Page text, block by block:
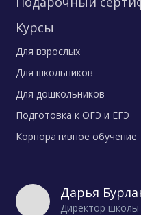
Курсы
Для взрослых
Для школьников
Для дошкольников
Подготовка к ОГЭ и ЕГЭ
Корпоративное обучение
Дарья
Директор школы